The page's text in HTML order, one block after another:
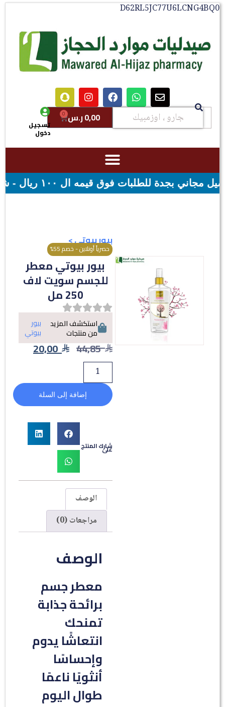
ر.س تسجيل
مجاني لقيمه اكثر من ٢٩٩ ريال
بيور بيوتي>
حصرياً أونلاين - خصم 55%
بيور بيوتي معطر
للجسم سويت لاف
استكشف المزيد
من منتجات
بيور
44,85
20,00
إضافة إلى السلة
شارك المنتج
الوصف
مراجعات (0)
الوصف
معطر جسم
برائحة جذابة
تمنحك
انتعاشًا يدوم
وإحساسًا
أنثويًا ناعمًا
طوال اليوم